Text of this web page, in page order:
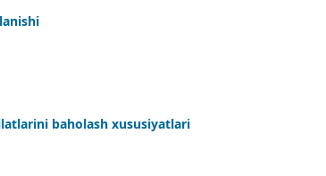
baholash xususiyatlari